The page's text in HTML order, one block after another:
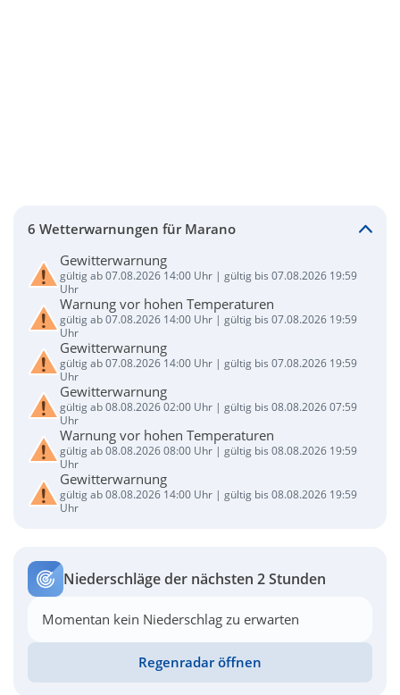
6 Wetterwarnungen für Marano
Gewitterwarnung
gültig ab 07.08.2026 14:00 Uhr | gültig bis 07.08.2026 19:59
Uhr
Warnung vor hohen Temperaturen
gültig ab 07.08.2026 14:00 Uhr | gültig bis 07.08.2026 19:59
Uhr
Gewitterwarnung
gültig ab 07.08.2026 14:00 Uhr | gültig bis 07.08.2026 19:59
Uhr
Gewitterwarnung
gültig ab 08.08.2026 02:00 Uhr | gültig bis 08.08.2026 07:59
Uhr
Warnung vor hohen Temperaturen
gültig ab 08.08.2026 08:00 Uhr | gültig bis 08.08.2026 19:59
Uhr
Gewitterwarnung
gültig ab 08.08.2026 14:00 Uhr | gültig bis 08.08.2026 19:59
Uhr
Niederschläge der nächsten 2 Stunden
Momentan kein Niederschlag zu erwarten
Regenradar öffnen